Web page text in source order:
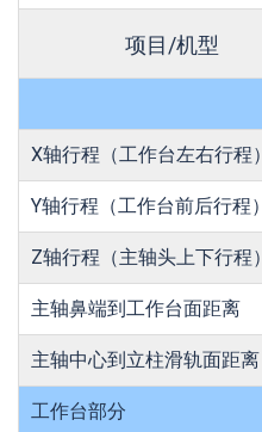
项目/机型
X轴行程（工作台左右行程）
Y轴行程（工作台前后行程）
Z轴行程（主轴头上下行程）
主轴鼻端到工作台面距离
主轴中心到立柱滑轨面距离
工作台部分